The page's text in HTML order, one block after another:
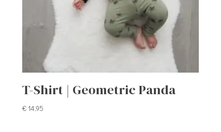
T-Shirt | Geometric Panda
€ 14,95